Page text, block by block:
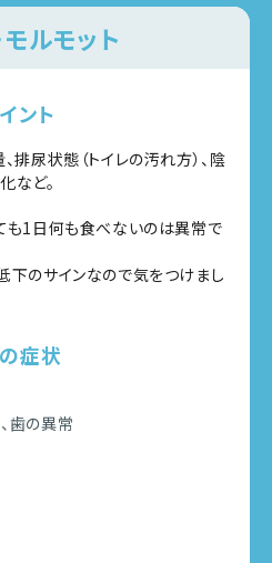
モルモット
ント
排尿状態（トイレの汚れ方）、陰
など。
も1日何も食べないのは異常で
下のサインなので気をつけまし
症状
歯の異常